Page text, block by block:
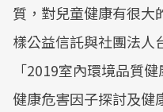
質，對兒童健康有很大
樣公益信託與社團法人
「2019室內環境品質
健康危害因子探討及健